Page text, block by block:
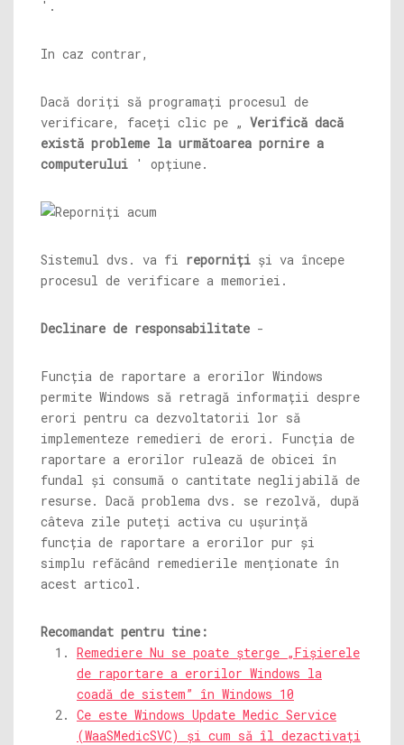
'.
In caz contrar,
Dacă doriți să programați procesul de
verificare, faceți clic pe „ Verifică dacă
există probleme la următoarea pornire a
computerului ' opțiune.
Sistemul dvs. va fi reporniți și va începe
procesul de verificare a memoriei.
Declinare de responsabilitate -
Funcția de raportare a erorilor Windows
permite Windows să retragă informații despre
erori pentru ca dezvoltatorii lor să
implementeze remedieri de erori. Funcția de
raportare a erorilor rulează de obicei în
fundal și consumă o cantitate neglijabilă de
resurse. Dacă problema dvs. se rezolvă, după
câteva zile puteți activa cu ușurință
funcția de raportare a erorilor pur și
simplu refăcând remedierile menționate în
acest articol.
Recomandat pentru tine:
Remediere Nu se poate șterge „Fișierele
de raportare a erorilor Windows la
coadă de sistem” în Windows 10
Ce este Windows Update Medic Service
(WaaSMedicSVC) și cum să îl dezactivați